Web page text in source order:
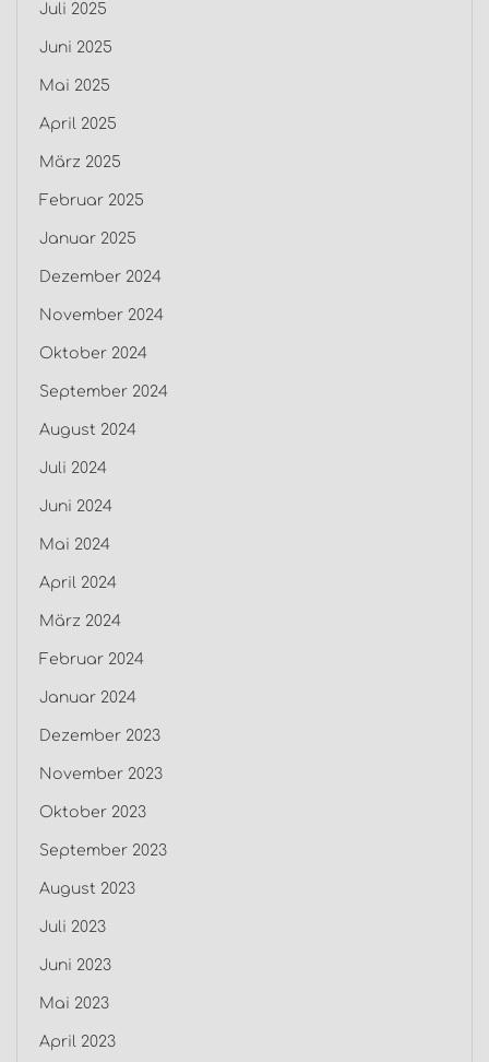
Juli 2025
Juni 2025
Mai 2025
April 2025
März 2025
Februar 2025
Januar 2025
Dezember 2024
November 2024
Oktober 2024
September 2024
August 2024
Juli 2024
Juni 2024
Mai 2024
April 2024
März 2024
Februar 2024
Januar 2024
Dezember 2023
November 2023
Oktober 2023
September 2023
August 2023
Juli 2023
Juni 2023
Mai 2023
April 2023